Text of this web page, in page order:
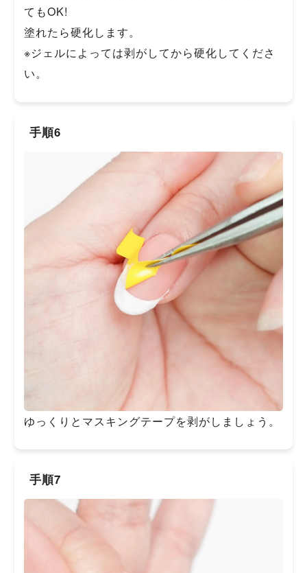
てもOK!
塗れたら硬化します。
※ジェルによっては剥がしてから硬化してくださ
い。
手順6
ゆっくりとマスキングテープを剥がしましょう。
手順7